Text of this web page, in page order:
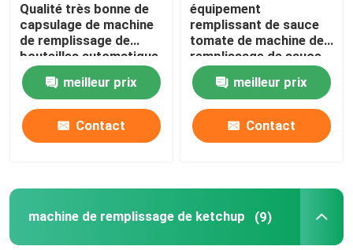
Contactez-nous
Nouvelles
Demandez une citation
machine de remplissage de jus
Machine de remplissage automatique d'huile
Qualité très bonne de
capsulage de machine
de remplissage de
bouteilles automatique
de Chili Sauce
meilleur prix
Contact
équipement
remplissant de sauce
tomate de machine de
remplissage de sauce
tomate de machine de
remplissage de la
sauce 18000bph
chaude
meilleur prix
Contact
machine de remplissage de ketchup (9)